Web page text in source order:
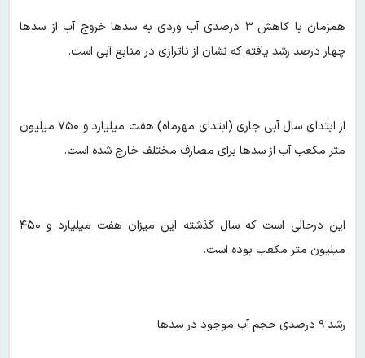
همزمان با کاهش ۳ درصدی آب وردی به سدها خروج آب از سدها
چهار درصد رشد یافته که نشان از ناترازی در منابع آبی است.
از ابتدای سال آبی جاری (ابتدای مهرماه) هفت میلیارد و ۷۵۰ میلیون
متر مکعب آب از سدها برای مصارف مختلف خارج شده است.
این درحالی است که سال گذشته این میزان هفت میلیارد و ۴۵۰
میلیون متر مکعب بوده است.
رشد ۹ درصدی حجم آب موجود در سدها